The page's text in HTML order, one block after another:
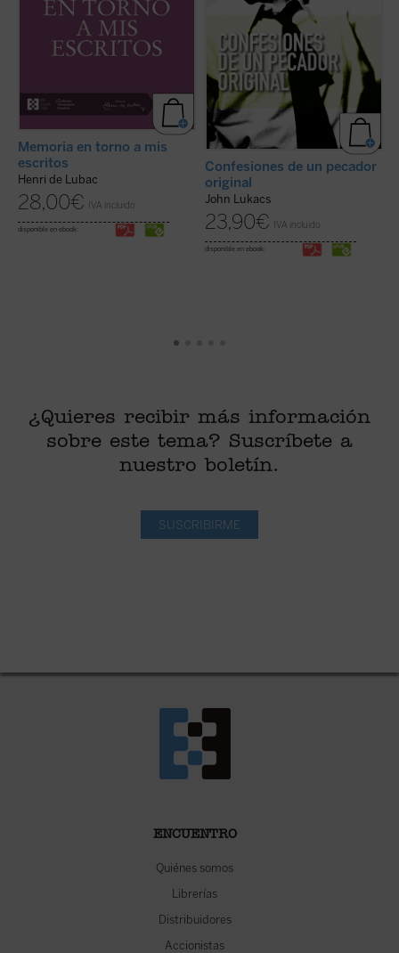
Memoria en torno a mis
escritos
Henri de Lubac
28,00€ IVA incluido
disponible en ebook:
Confesiones de un pecador
original
John Lukacs
23,90€ IVA incluido
disponible en ebook:
¿Quieres recibir más información
sobre este tema? Suscríbete a
nuestro boletín.
SUSCRIBIRME
ENCUENTRO
Quiénes somos
Librerías
Distribuidores
Accionistas